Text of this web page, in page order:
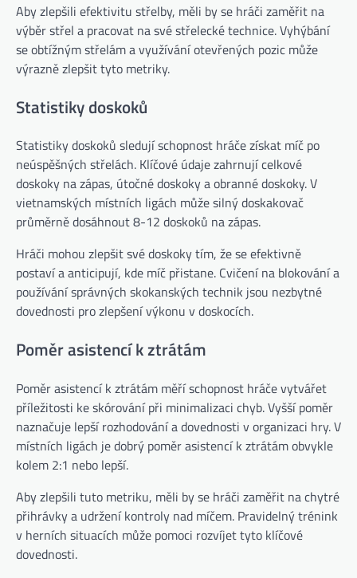
Aby zlepšili efektivitu střelby, měli by se hráči zaměřit na
výběr střel a pracovat na své střelecké technice. Vyhýbání
se obtížným střelám a využívání otevřených pozic může
výrazně zlepšit tyto metriky.
Statistiky doskoků
Statistiky doskoků sledují schopnost hráče získat míč po
neúspěšných střelách. Klíčové údaje zahrnují celkové
doskoky na zápas, útočné doskoky a obranné doskoky. V
vietnamských místních ligách může silný doskakovač
průměrně dosáhnout 8-12 doskoků na zápas.
Hráči mohou zlepšit své doskoky tím, že se efektivně
postaví a anticipují, kde míč přistane. Cvičení na blokování a
používání správných skokanských technik jsou nezbytné
dovednosti pro zlepšení výkonu v doskocích.
Poměr asistencí k ztrátám
Poměr asistencí k ztrátám měří schopnost hráče vytvářet
příležitosti ke skórování při minimalizaci chyb. Vyšší poměr
naznačuje lepší rozhodování a dovednosti v organizaci hry. V
místních ligách je dobrý poměr asistencí k ztrátám obvykle
kolem 2:1 nebo lepší.
Aby zlepšili tuto metriku, měli by se hráči zaměřit na chytré
přihrávky a udržení kontroly nad míčem. Pravidelný trénink
v herních situacích může pomoci rozvíjet tyto klíčové
dovednosti.